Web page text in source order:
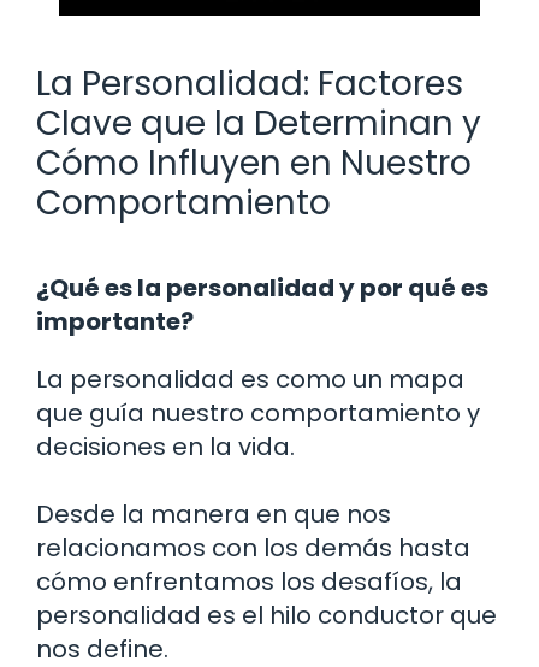
La Personalidad: Factores
Clave que la Determinan y
Cómo Influyen en Nuestro
Comportamiento
¿Qué es la personalidad y por qué es
importante?
La personalidad es como un mapa
que guía nuestro comportamiento y
decisiones en la vida.
Desde la manera en que nos
relacionamos con los demás hasta
cómo enfrentamos los desafíos, la
personalidad es el hilo conductor que
nos define.